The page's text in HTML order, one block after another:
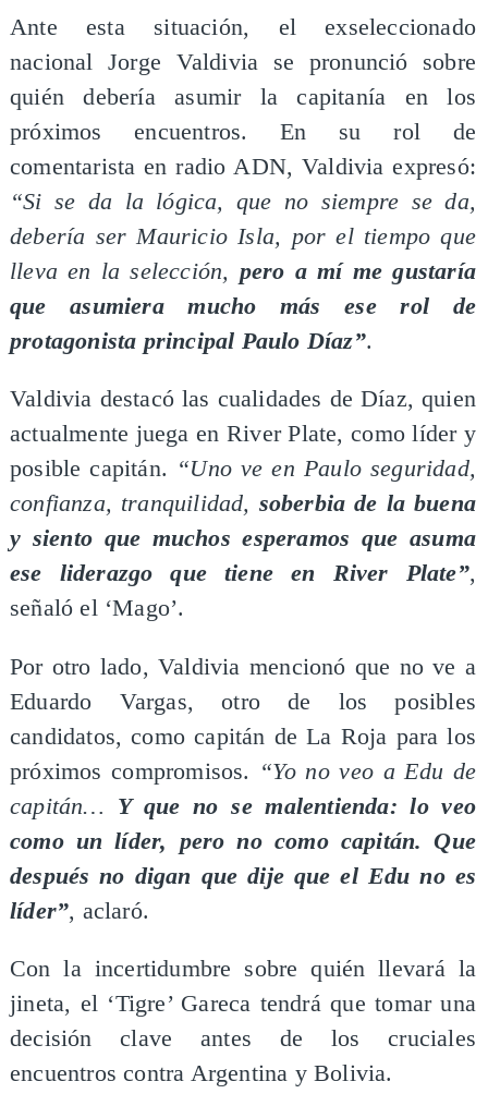
Ante esta situación, el exseleccionado
nacional Jorge Valdivia se pronunció sobre
quién debería asumir la capitanía en los
próximos encuentros. En su rol de
comentarista en radio ADN, Valdivia expresó:
“Si se da la lógica, que no siempre se da,
debería ser Mauricio Isla, por el tiempo que
lleva en la selección, pero a mí me gustaría
que asumiera mucho más ese rol de
protagonista principal Paulo Díaz”.
Valdivia destacó las cualidades de Díaz, quien
actualmente juega en River Plate, como líder y
posible capitán. “Uno ve en Paulo seguridad,
confianza, tranquilidad, soberbia de la buena
y siento que muchos esperamos que asuma
ese liderazgo que tiene en River Plate”,
señaló el ‘Mago’.
Por otro lado, Valdivia mencionó que no ve a
Eduardo Vargas, otro de los posibles
candidatos, como capitán de La Roja para los
próximos compromisos. “Yo no veo a Edu de
capitán… Y que no se malentienda: lo veo
como un líder, pero no como capitán. Que
después no digan que dije que el Edu no es
líder”, aclaró.
Con la incertidumbre sobre quién llevará la
jineta, el ‘Tigre’ Gareca tendrá que tomar una
decisión clave antes de los cruciales
encuentros contra Argentina y Bolivia.